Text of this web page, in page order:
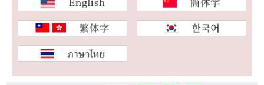
複数条件で商品を絞り込む
詳細検索はこちら